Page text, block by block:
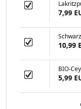
bePeerless
EUR
7,99
10,99
BIO-
5,99